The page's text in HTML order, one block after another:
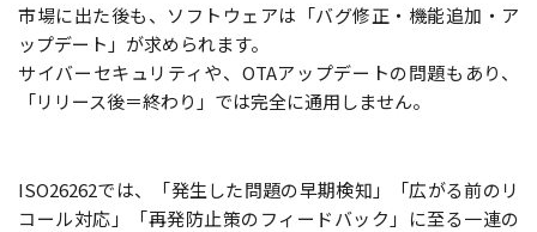
市場に出た後も、ソフトウェアは「バグ修正・機能追加・ア
ップデート」が求められます。
サイバーセキュリティや、OTAアップデートの問題もあり、
「リリース後＝終わり」では完全に通用しません。
ISO26262では、「発生した問題の早期検知」「広がる前のリ
コール対応」「再発防止策のフィードバック」に至る一連の